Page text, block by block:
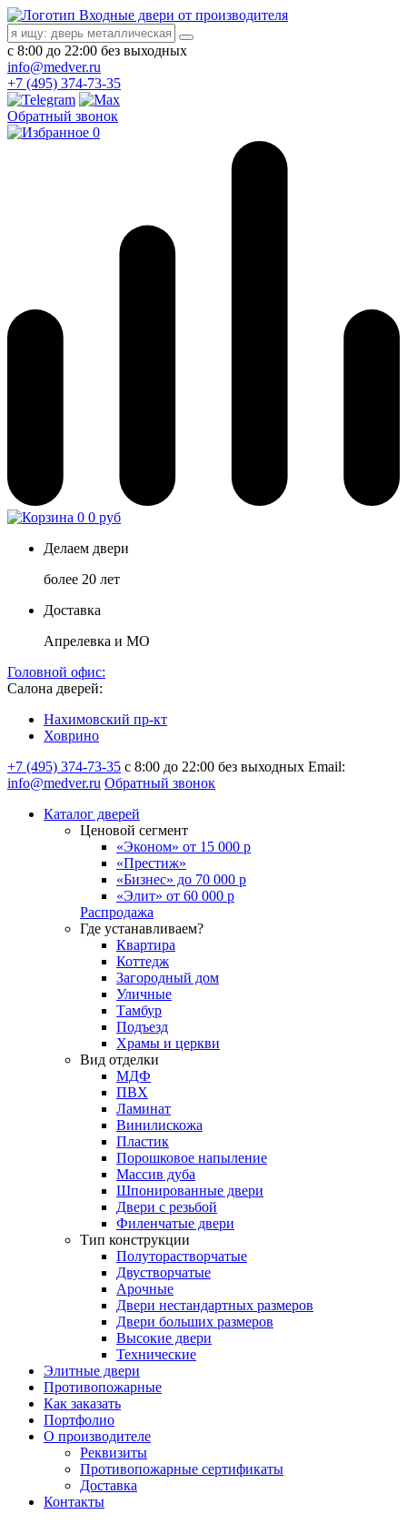
Входные двери от производителя
с 8:00 до 22:00 без выходных
info@medver.ru
+7 (495) 374-73-35
Обратный звонок
0
0 0 руб
Делаем двери
более 20 лет
Доставка
Апрелевка и МО
Головной офис:
Салона дверей:
Нахимовский пр-кт
Ховрино
+7 (495) 374-73-35 с 8:00 до 22:00 без выходных Email:
info@medver.ru Обратный звонок
Каталог дверей
Ценовой сегмент
«Эконом» от 15 000 р
«Престиж»
«Бизнес» до 70 000 р
«Элит» от 60 000 р
Распродажа
Где устанавливаем?
Квартира
Коттедж
Загородный дом
Уличные
Тамбур
Подъезд
Храмы и церкви
Вид отделки
МДФ
ПВХ
Ламинат
Винилискожа
Пластик
Порошковое напыление
Массив дуба
Шпонированные двери
Двери с резьбой
Филенчатые двери
Тип конструкции
Полуторастворчатые
Двустворчатые
Арочные
Двери нестандартных размеров
Двери больших размеров
Высокие двери
Технические
Элитные двери
Противопожарные
Как заказать
Портфолио
О производителе
Реквизиты
Противопожарные сертификаты
Доставка
Контакты